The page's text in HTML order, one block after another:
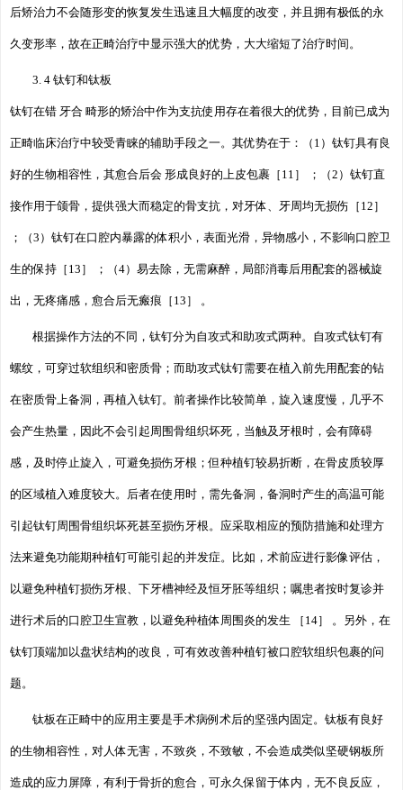
后矫治力不会随形变的恢复发生迅速且大幅度的改变，并且拥有极低的永
久变形率，故在正畸治疗中显示强大的优势，大大缩短了治疗时间。
3. 4 钛钉和钛板
钛钉在错 牙合 畸形的矫治中作为支抗使用存在着很大的优势，目前已成为
正畸临床治疗中较受青睐的辅助手段之一。其优势在于：（1）钛钉具有良
好的生物相容性，其愈合后会 形成良好的上皮包裹［11］ ；（2）钛钉直
接作用于颌骨，提供强大而稳定的骨支抗，对牙体、牙周均无损伤［12］
；（3）钛钉在口腔内暴露的体积小，表面光滑，异物感小，不影响口腔卫
生的保持［13］ ；（4）易去除，无需麻醉，局部消毒后用配套的器械旋
出，无疼痛感，愈合后无瘢痕［13］ 。
根据操作方法的不同，钛钉分为自攻式和助攻式两种。自攻式钛钉有
螺纹，可穿过软组织和密质骨；而助攻式钛钉需要在植入前先用配套的钻
在密质骨上备洞，再植入钛钉。前者操作比较简单，旋入速度慢，几乎不
会产生热量，因此不会引起周围骨组织坏死，当触及牙根时，会有障碍
感，及时停止旋入，可避免损伤牙根；但种植钉较易折断，在骨皮质较厚
的区域植入难度较大。后者在使用时，需先备洞，备洞时产生的高温可能
引起钛钉周围骨组织坏死甚至损伤牙根。应采取相应的预防措施和处理方
法来避免功能期种植钉可能引起的并发症。比如，术前应进行影像评估，
以避免种植钉损伤牙根、下牙槽神经及恒牙胚等组织；嘱患者按时复诊并
进行术后的口腔卫生宣教，以避免种植体周围炎的发生 ［14］ 。另外，在
钛钉顶端加以盘状结构的改良，可有效改善种植钉被口腔软组织包裹的问
题。
钛板在正畸中的应用主要是手术病例术后的坚强内固定。钛板有良好
的生物相容性，对人体无害，不致炎，不致敏，不会造成类似坚硬钢板所
造成的应力屏障，有利于骨折的愈合，可永久保留于体内，无不良反应，